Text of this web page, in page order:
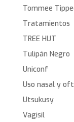
Tommee
Tratamientos
TREE HUT
Tulipán Negro
Uniconf
Uso nasal y
Utsukusy
Vagisil